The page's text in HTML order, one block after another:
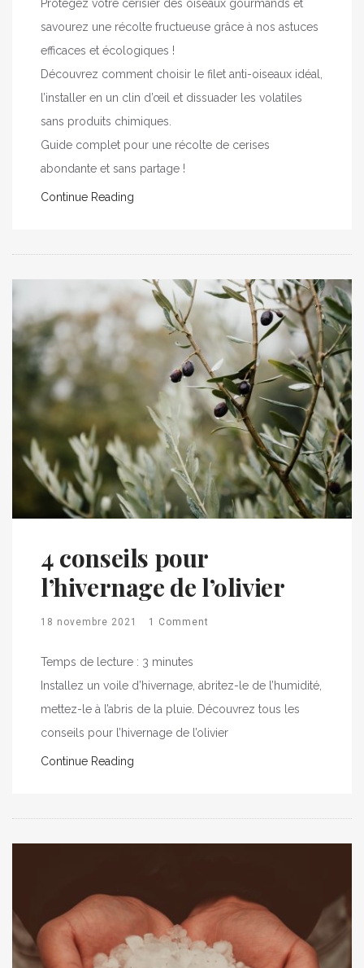
Protégez votre cerisier des oiseaux gourmands et
savourez une récolte fructueuse grâce à nos astuces
efficaces et écologiques !
Découvrez comment choisir le filet anti-oiseaux idéal,
l’installer en un clin d’œil et dissuader les volatiles
sans produits chimiques.
Guide complet pour une récolte de cerises
abondante et sans partage !
Continue Reading
4 conseils pour
l’hivernage de l’olivier
18 novembre 2021 1 Comment
Temps de lecture : 3 minutes
Installez un voile d’hivernage, abritez-le de l’humidité,
mettez-le à l’abris de la pluie. Découvrez tous les
conseils pour l’hivernage de l’olivier
Continue Reading